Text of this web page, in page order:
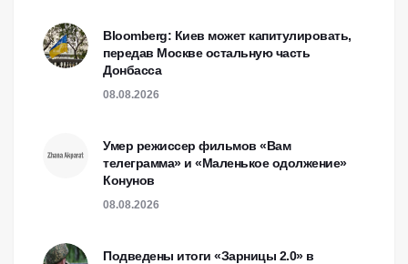
Bloomberg: Киев может капитулировать,
передав Москве остальную часть
Донбасса
08.08.2026
Умер режиссер фильмов «Вам
телеграмма» и «Маленькое одолжение»
Конунов
08.08.2026
Подведены итоги «Зарницы 2.0» в